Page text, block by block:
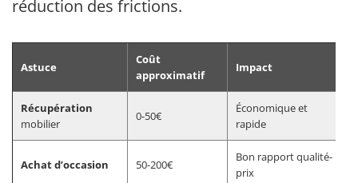
réduction des frictions.
Astuce
Coût
approximatif
Impact
Récupération
mobilier
0-50€
Économique et
rapide
Achat d’occasion 50-200€
Bon rapport qualité-
prix